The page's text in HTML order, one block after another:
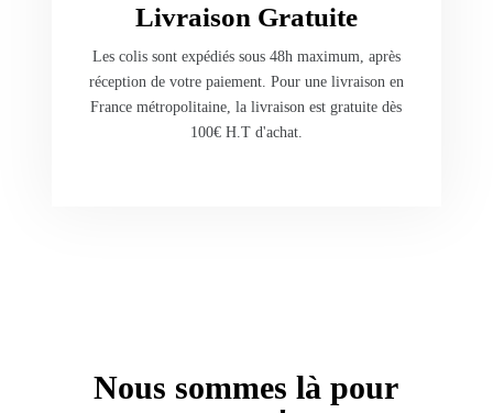
Livraison Gratuite
Les colis sont expédiés sous 48h maximum, après
réception de votre paiement. Pour une livraison en
France métropolitaine, la livraison est gratuite dès
100€ H.T d'achat.
Nous sommes là pour